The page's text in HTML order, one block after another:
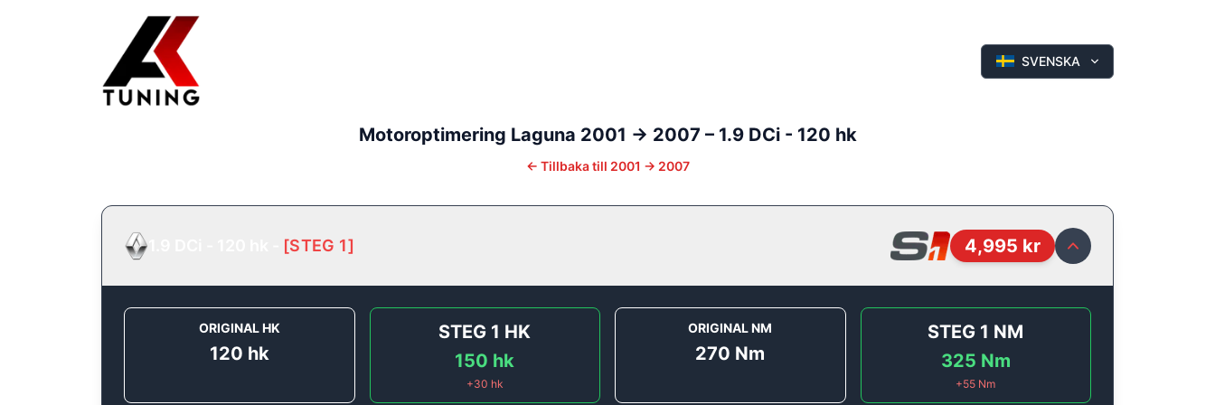
SVENSKA
Motoroptimering Laguna 2001 -> 2007 – 1.9 DCi - 120 hk
← Tillbaka till 2001 -> 2007
[STEG 1] 4,995 kr
ORIGINAL HK
120 hk
STEG 1 HK
150 hk
+30 hk
ORIGINAL NM
270 Nm
STEG 1 NM
325 Nm
+55 Nm